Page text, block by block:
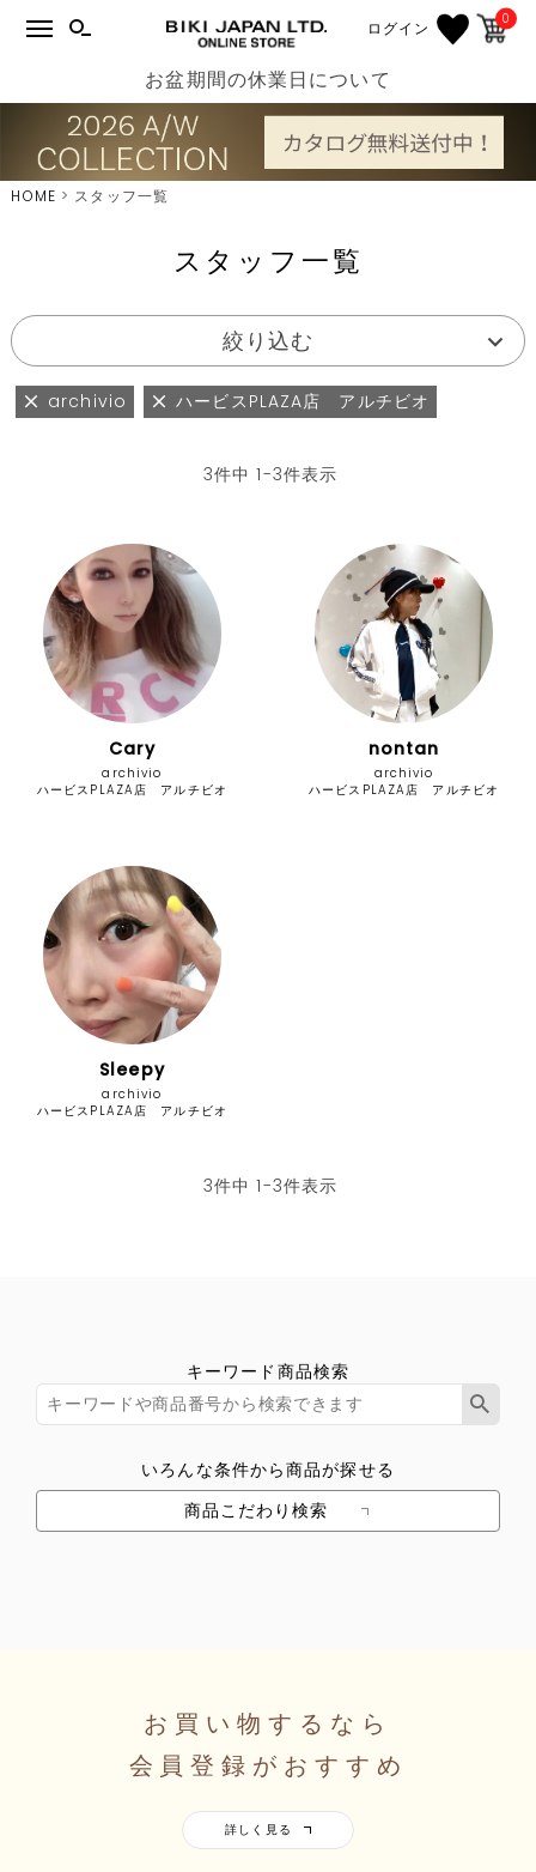
ログイン 0
お盆期間の休業日について
HOME スタッフ一覧
スタッフ一覧
絞り込む
archivio ハービスPLAZA店 アルチビオ
3件中 1-3件表示
Cary
archivio
ハービスPLAZA店 アルチビオ
nontan
archivio
ハービスPLAZA店 アルチビオ
Sleepy
archivio
ハービスPLAZA店 アルチビオ
3件中 1-3件表示
キーワード商品検索
いろんな条件から商品が探せる
商品こだわり検索
お買い物するなら
会員登録がおすすめ